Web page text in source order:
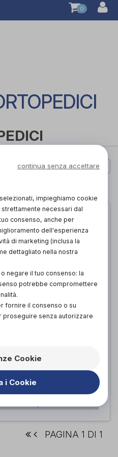
0
NEGOZIO DA
PAGINA 1 DI 1
continua senza accettare
impieghiamo cookie
necessari dal
consenso, anche per
dell'esperienza
di marketing (inclusa la
dettagliato nella nostra
negare il tuo consenso: la
potrebbe compromettere
fornire il consenso o su
proseguire senza autorizzare
Cookie
i Cookie